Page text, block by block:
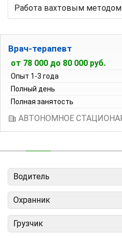
Работа вахтовым методом
Врач-терапевт
от 78 000 до 80 000 руб.
Опыт 1-3 года
Полный день
Полная занятость
Водитель
Охранник
Грузчик